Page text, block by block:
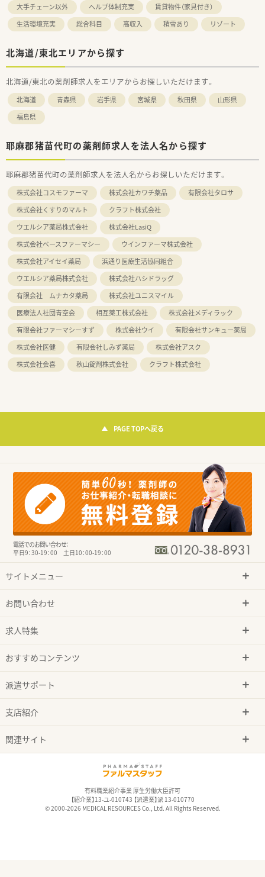
大手チェーン以外
ヘルプ体制充実
賃貸物件（家具付き）
生活環境充実
総合科目 高収入 積雪あり リゾート
北海道/東北エリアから探す
北海道/東北の薬剤師求人をエリアからお探しいただけます。
北海道 青森県 岩手県 宮城県 秋田県
山形県
福島県
耶麻郡猪苗代町の薬剤師求人を法人名から探す
耶麻郡猪苗代町の薬剤師求人を法人名からお探しいただけます。
株式会社コスモファーマ 株式会社カワチ薬品
有限会社タロサ
株式会社くすりのマルト
クラフト株式会社
ウエルシア薬局株式会社
株式会社LasiQ
株式会社ベースファーマシー
ウインファーマ株式会社
株式会社アイセイ薬局
浜通り医療生活協同組合
ウエルシア薬局株式会社
株式会社ハシドラッグ
有限会社 ムナカタ薬局
株式会社ユニスマイル
医療法人社団青空会
相互薬工株式会社
株式会社メディラック
有限会社ファーマシーすず
株式会社ウイ
有限会社サンキュー薬局
株式会社医健
有限会社しみず薬局
株式会社アスク
株式会社会喜
秋山錠剤株式会社 クラフト株式会社
PAGE TOPへ戻る
電話でのお問い合わせ：
平日9：30-19：00 土日10：00-19：00
サイトメニュー
お問い合わせ
求人特集
おすすめコンテンツ
派遣サポート
支店紹介
関連サイト
有料職業紹介事業 厚生労働大臣許可
【紹介業】13-ユ-010743 【派遣業】派 13-010770
© 2000-2026 MEDICAL RESOURCES Co., Ltd. All Rights Reserved.